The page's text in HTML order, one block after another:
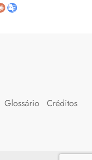
Glossário Créditos